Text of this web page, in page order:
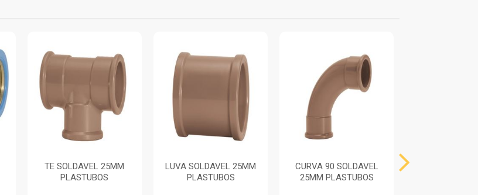
TE SOLDAVEL 25MM
PLASTUBOS
LUVA SOLDAVEL 25MM
PLASTUBOS
CURVA 90 SOLDAVEL
25MM PLASTUBOS